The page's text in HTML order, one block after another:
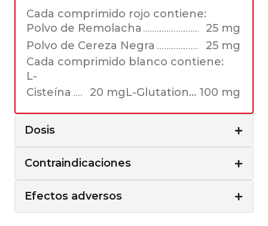
Cada comprimido rojo contiene:
Polvo de Remolacha
25 mg
Polvo de Cereza Negra
25 mg
Cada comprimido blanco contiene:
L-
Cisteína
20 mgL-Glutation... 100 mg
Dosis
Contraindicaciones
Efectos adversos